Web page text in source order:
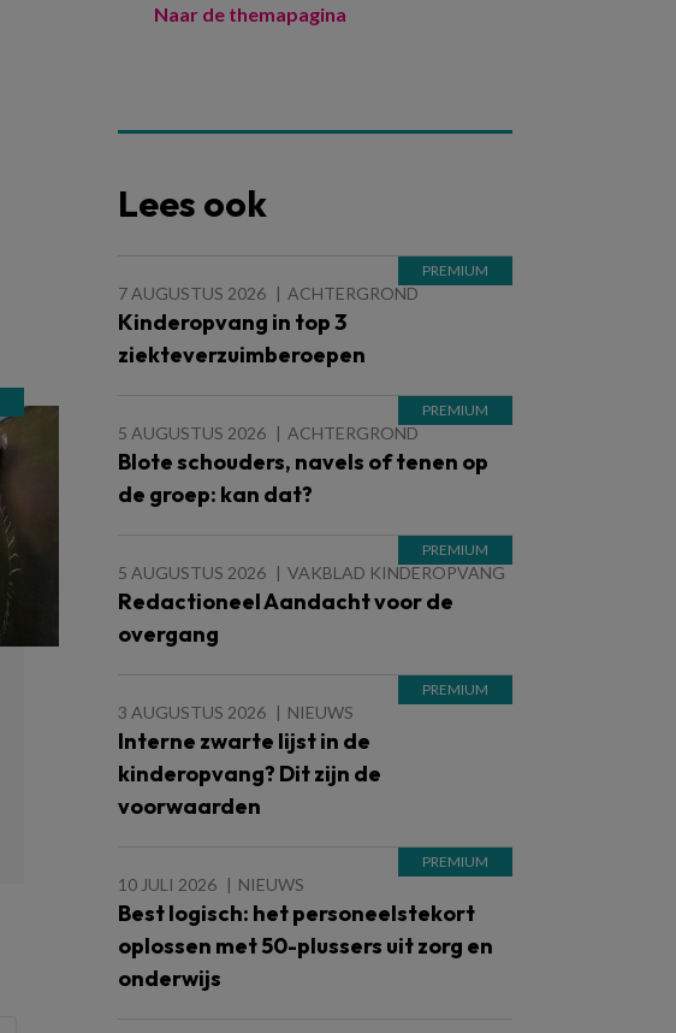
Naar de themapagina
Lees ook
7 AUGUSTUS 2026 ACHTERGROND
Kinderopvang in top 3
ziekteverzuimberoepen
5 AUGUSTUS 2026 ACHTERGROND
Blote schouders, navels of tenen op
de groep: kan dat?
5 AUGUSTUS 2026 VAKBLAD KINDEROPVANG
Redactioneel Aandacht voor de
overgang
3 AUGUSTUS 2026 NIEUWS
Interne zwarte lijst in de
kinderopvang? Dit zijn de
voorwaarden
10 JULI 2026 NIEUWS
Best logisch: het personeelstekort
oplossen met 50-plussers uit zorg en
onderwijs